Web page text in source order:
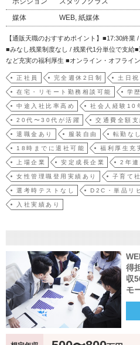
媒体
WEB, 紙媒体
【通販天職のおすすめポイント】■17:30終
■みなし残業制度なし / 残業代1分単位で支給
など充実の福利厚生 ■オンライン・オフライ
らの入社実績あり / 書類・面接対策サポート
＝＝＝＝【業務概要】当社は自社ブランド化
正社員 完全週休2日制 土日
在宅・リモート勤務相談可能 学
中途入社比率高め 社会人経験10
20代〜30代が活躍 交通費全額支
退職金あり 服装自由 転勤なし
18時までに退社可能 福利厚生充
上場企業 安定成長企業 2年
女性管理職登用実績あり 子育て
選考時テストなし D2C・単品リ
入社実績あり
得
収
モ